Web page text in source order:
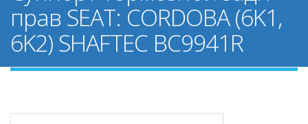
прав SEAT: CORDOBA (6K1,
6K2) SHAFTEC BC9941R